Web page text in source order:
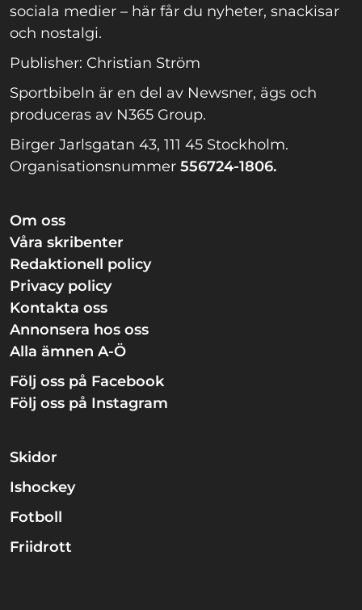
sociala medier – här får du nyheter, snackisar
och nostalgi.
Publisher: Christian Ström
Sportbibeln är en del av Newsner, ägs och
produceras av N365 Group.
Birger Jarlsgatan 43, 111 45 Stockholm.
Organisationsnummer 556724-1806.
Om oss
Våra skribenter
Redaktionell policy
Privacy policy
Kontakta oss
Annonsera hos oss
Alla ämnen A-Ö
Följ oss på Facebook
Följ oss på Instagram
Skidor
Ishockey
Fotboll
Friidrott